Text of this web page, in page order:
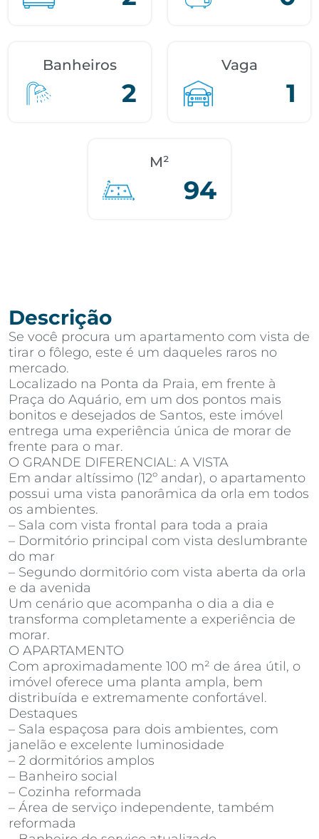
Banheiros
2
Vaga
1
M²
94
Descrição
Se você procura um apartamento com vista de
tirar o fôlego, este é um daqueles raros no
mercado.
Localizado na Ponta da Praia, em frente à
Praça do Aquário, em um dos pontos mais
bonitos e desejados de Santos, este imóvel
entrega uma experiência única de morar de
frente para o mar.
O GRANDE DIFERENCIAL: A VISTA
Em andar altíssimo (12º andar), o apartamento
possui uma vista panorâmica da orla em todos
os ambientes.
– Sala com vista frontal para toda a praia
– Dormitório principal com vista deslumbrante
do mar
– Segundo dormitório com vista aberta da orla
e da avenida
Um cenário que acompanha o dia a dia e
transforma completamente a experiência de
morar.
O APARTAMENTO
Com aproximadamente 100 m² de área útil, o
imóvel oferece uma planta ampla, bem
distribuída e extremamente confortável.
Destaques
– Sala espaçosa para dois ambientes, com
janelão e excelente luminosidade
– 2 dormitórios amplos
– Banheiro social
– Cozinha reformada
– Área de serviço independente, também
reformada